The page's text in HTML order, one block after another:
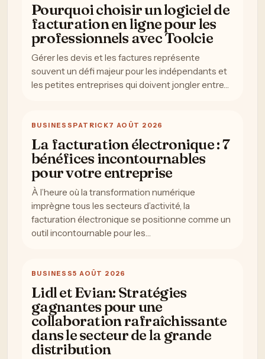
Pourquoi choisir un logiciel de
facturation en ligne pour les
professionnels avec Toolcie
Gérer les devis et les factures représente
souvent un défi majeur pour les indépendants et
les petites entreprises qui doivent jongler entre…
BUSINESS PATRICK7 AOÛT 2026
La facturation électronique : 7
bénéfices incontournables
pour votre entreprise
À l’heure où la transformation numérique
imprègne tous les secteurs d’activité, la
facturation électronique se positionne comme un
outil incontournable pour les…
BUSINESS5 AOÛT 2026
Lidl et Evian: Stratégies
gagnantes pour une
collaboration rafraîchissante
dans le secteur de la grande
distribution